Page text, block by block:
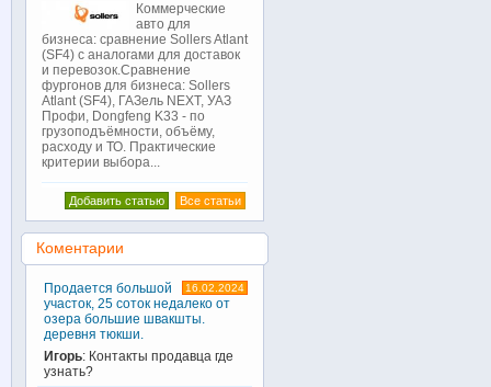
Коммерческие
авто для
бизнеса: сравнение Sollers Atlant
(SF4) с аналогами для доставок
и перевозок.Сравнение
фургонов для бизнеса: Sollers
Atlant (SF4), ГАЗель NEXT, УАЗ
Профи, Dongfeng K33 - по
грузоподъёмности, объёму,
расходу и ТО. Практические
критерии выбора...
Все статьи
Добавить статью
Коментарии
16.02.2024
Продается большой
участок, 25 соток недалеко от
озера большие швакшты.
деревня тюкши.
Игорь: Контакты продавца где
узнать?